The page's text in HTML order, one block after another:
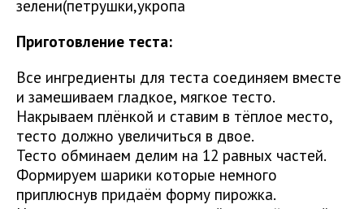
зелени(петрушки,укропа
Приготовление теста:
Все ингредиенты для теста соединяем вместе
и замешиваем гладкое, мягкое тесто.
Накрываем плёнкой и ставим в тёплое место,
тесто должно увеличиться в двое.
Тесто обминаем делим на 12 равных частей.
Формируем шарики которые немного
приплюснув придаём форму пирожка.